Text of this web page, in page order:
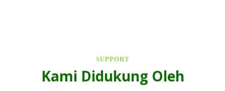
SUPPORT
Kami Didukung Oleh